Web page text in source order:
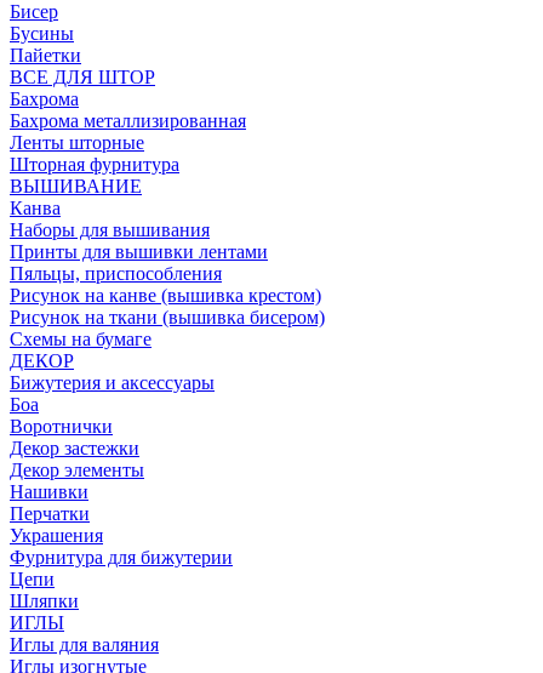
Бисер
Бусины
Пайетки
ВСЕ ДЛЯ ШТОР
Бахрома
Бахрома металлизированная
Ленты шторные
Шторная фурнитура
ВЫШИВАНИЕ
Канва
Наборы для вышивания
Принты для вышивки лентами
Пяльцы, приспособления
Рисунок на канве (вышивка крестом)
Рисунок на ткани (вышивка бисером)
Схемы на бумаге
ДЕКОР
Бижутерия и аксессуары
Боа
Воротнички
Декор застежки
Декор элементы
Нашивки
Перчатки
Украшения
Фурнитура для бижутерии
Цепи
Шляпки
ИГЛЫ
Иглы для валяния
Иглы изогнутые